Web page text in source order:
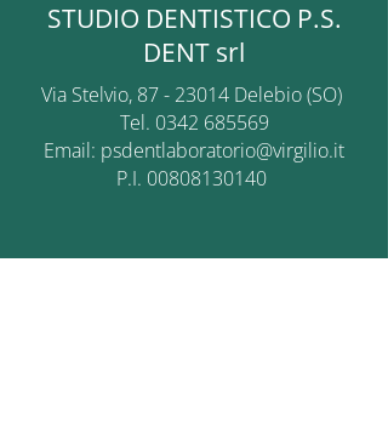
STUDIO DENTISTICO P.S.
DENT srl
Via Stelvio, 87 - 23014 Delebio (SO)
Tel. 0342 685569
Email: psdentlaboratorio@virgilio.it
P.I. 00808130140